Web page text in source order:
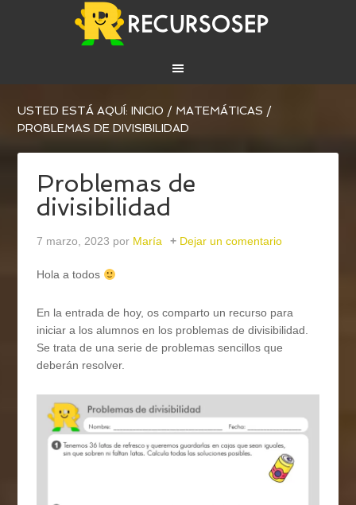
USTED ESTÁ AQUÍ:INICIO / MATEMÁTICAS /
PROBLEMAS DE DIVISIBILIDAD
Problemas de
divisibilidad
7 marzo, 2023 por María Dejar un comentario
Hola a todos
En la entrada de hoy, os comparto un recurso para
iniciar a los alumnos en los problemas de divisibilidad.
Se trata de una serie de problemas sencillos que
deberán resolver.